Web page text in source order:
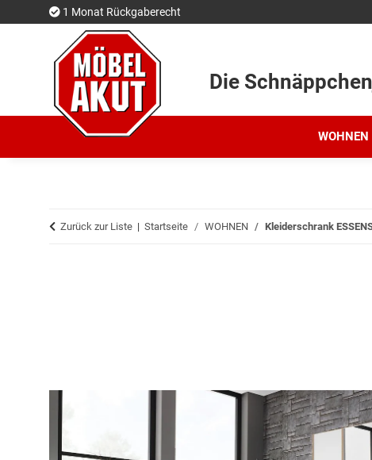
1 Monat Rückgaberecht
Die
WOHNEN
Zurück zur Liste Startseite WOHNEN Kleiderschrank